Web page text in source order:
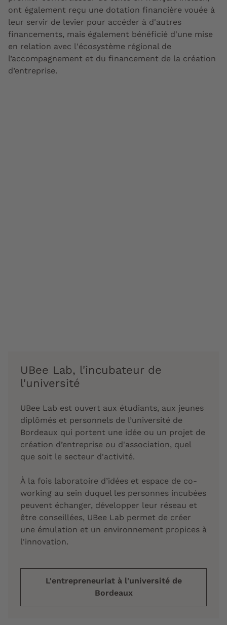
ont également reçu une dotation financière vouée à
leur servir de levier pour accéder à d'autres
financements, mais également bénéficié d'une mise
en relation avec l'écosystème régional de
l’accompagnement et du financement de la création
d’entreprise.
UBee Lab, l'incubateur de
l'université
UBee Lab est ouvert aux étudiants, aux jeunes
diplômés et personnels de l’université de
Bordeaux qui portent une idée ou un projet de
création d’entreprise ou d'association, quel
que soit le secteur d'activité.
À la fois laboratoire d’idées et espace de co-
working au sein duquel les personnes incubées
peuvent échanger, développer leur réseau et
être conseillées, UBee Lab permet de créer
une émulation et un environnement propices à
l'innovation.
L'entrepreneuriat à l'université de
Bordeaux